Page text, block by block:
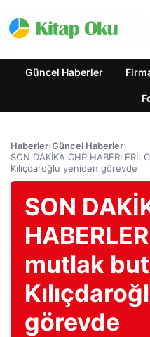
Güncel Haberler
Haberler›Güncel Haberler›
SON DAKİKA CHP HABERLERİ:
Kılıçdaroğlu yeniden görevde
SON
mutlak
görevde